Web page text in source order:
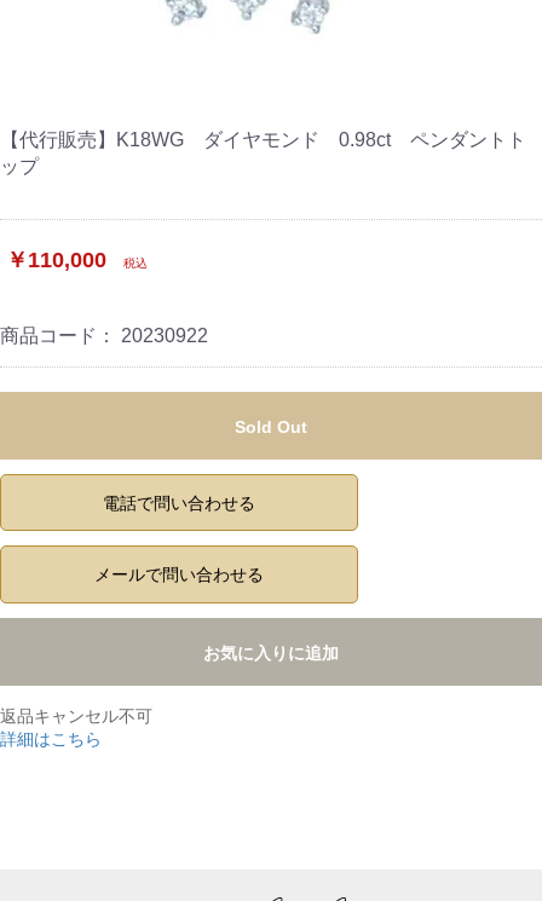
【代行販売】K18WG ダイヤモンド 0.98ct ペンダントト
ップ
￥110,000 税込
商品コード： 20230922
Sold Out
電話で問い合わせる
メールで問い合わせる
お気に入りに追加
返品キャンセル不可
詳細はこちら